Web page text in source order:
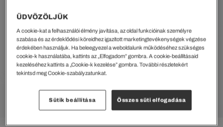
ÜDVÖZÖLJÜK
A cookie-kat a felhasználói élmény javítása, az oldal funkcióinak személyre
szabása és az érdeklődési köreidhez igazított marketingtevékenységek végzése
érdekében használjuk. Ha beleegyezel a weboldalunk működéséhez szükséges
cookie-k használatába, kattints az „Elfogadom” gombra. A cookie-beállításaid
kezeléséhez kattints a „Cookie-k kezelése” gombra. További részletekért
tekintsd meg Cookie-szabályzatunkat.
Sütik beállítása Összes süti elfogadása